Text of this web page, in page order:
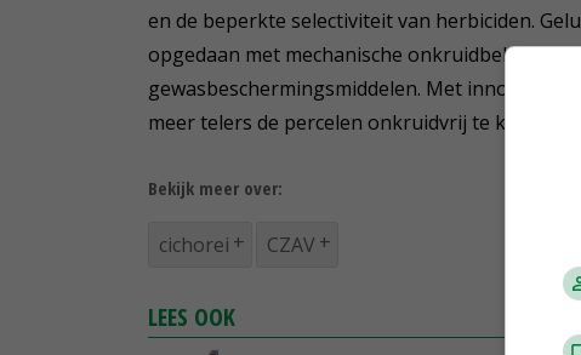
en de beperkte selectiviteit van herbiciden.
opgedaan met mechanische
gewasbeschermingsmiddelen. Met innovatieve
meer telers de percelen onkruidvrij te krijgen
Bekijk meer over:
cichorei CZAV
LEES OOK